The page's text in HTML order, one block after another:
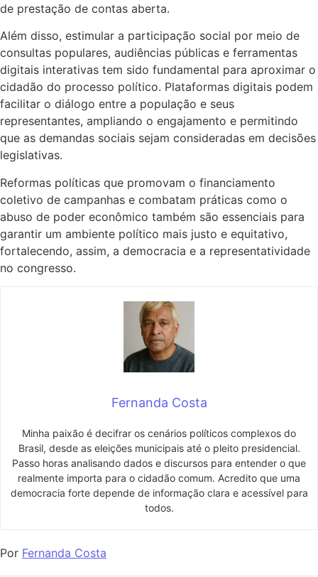
de prestação de contas aberta.
Além disso, estimular a participação social por meio de
consultas populares, audiências públicas e ferramentas
digitais interativas tem sido fundamental para aproximar o
cidadão do processo político. Plataformas digitais podem
facilitar o diálogo entre a população e seus
representantes, ampliando o engajamento e permitindo
que as demandas sociais sejam consideradas em decisões
legislativas.
Reformas políticas que promovam o financiamento
coletivo de campanhas e combatam práticas como o
abuso de poder econômico também são essenciais para
garantir um ambiente político mais justo e equitativo,
fortalecendo, assim, a democracia e a representatividade
no congresso.
Fernanda Costa
Minha paixão é decifrar os cenários políticos complexos do
Brasil, desde as eleições municipais até o pleito presidencial.
Passo horas analisando dados e discursos para entender o que
realmente importa para o cidadão comum. Acredito que uma
democracia forte depende de informação clara e acessível para
todos.
Por Fernanda Costa